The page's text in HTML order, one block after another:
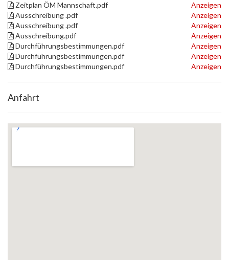
Zeitplan ÖM Mannschaft.pdf
Anzeigen
Ausschreibung .pdf
Anzeigen
Ausschreibung .pdf
Anzeigen
Ausschreibung.pdf
Anzeigen
Durchführungsbestimmungen.pdf
Anzeigen
Durchführungsbestimmungen.pdf
Anzeigen
Durchführungsbestimmungen.pdf
Anzeigen
Anfahrt